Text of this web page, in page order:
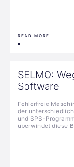
READ MORE
SELMO:
Software
Fehlerfreie
der
und SPS-
überwindet diese